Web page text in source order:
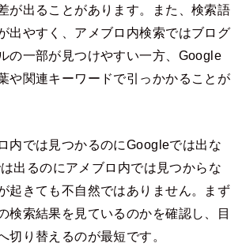
が出ることがあります。また、検索語
出やすく、アメブロ内検索ではブログ
の一部が見つけやすい一方、Google
や関連キーワードで引っかかることが
内では見つかるのにGoogleでは出な
出るのにアメブロ内では見つからな
起きても不自然ではありません。まず
検索結果を見ているのかを確認し、目
切り替えるのが最短です。